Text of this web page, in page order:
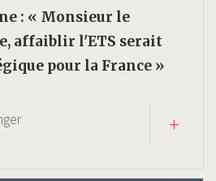
: « Monsieur le
affaiblir l'ETS serait
pour la France »